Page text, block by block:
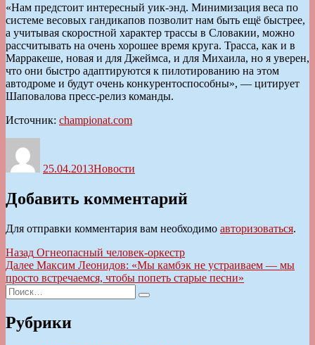
«Нам предстоит интересный уик-энд. Минимизация веса по
системе весовых гандикапов позволит нам быть ещё быстрее,
а учитывая скоростной характер трассы в Словакии, можно
рассчитывать на очень хорошее время круга. Трасса, как и в
Марракеше, новая и для Джеймса, и для Михаила, но я уверен,
что они быстро адаптируются к пилотированию на этом
автодроме и будут очень конкурентоспособны», — цитирует
Шаповалова пресс-релиз команды.
Источник: championat.com
25.04.2013Новости
Добавить комментарий
Для отправки комментария вам необходимо авторизоваться.
Навигация
по
записям
Назад Предыдущая
запись:
Огнеопасный человек-оркестр
Далее Следующая
запись:
Максим Леонидов: «Мы камбэк не устраиваем — мы
просто встречаемся, чтобы попеть старые песни»
Искать:
Поиск
Рубрики